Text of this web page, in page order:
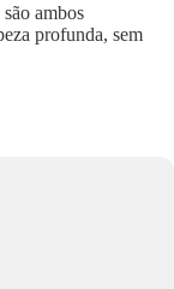
são ambos
profunda, sem